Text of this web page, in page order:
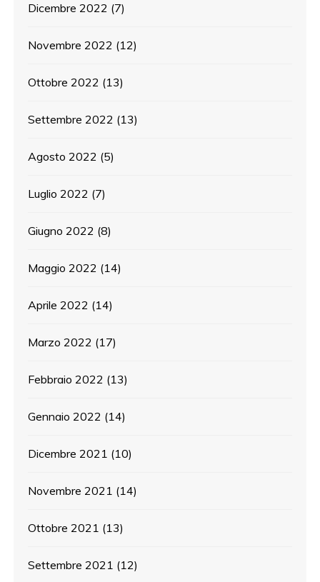
Dicembre 2022 (7)
Novembre 2022 (12)
Ottobre 2022 (13)
Settembre 2022 (13)
Agosto 2022 (5)
Luglio 2022 (7)
Giugno 2022 (8)
Maggio 2022 (14)
Aprile 2022 (14)
Marzo 2022 (17)
Febbraio 2022 (13)
Gennaio 2022 (14)
Dicembre 2021 (10)
Novembre 2021 (14)
Ottobre 2021 (13)
Settembre 2021 (12)